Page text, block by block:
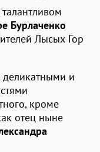
Бурлаченко
Лысых Гор
и
кроме
отец ныне